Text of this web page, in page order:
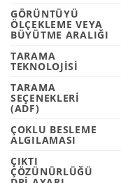
GÖRÜNTÜYÜ
ÖLÇEKLEME VEYA
BÜYÜTME ARALIĞI
TARAMA
TEKNOLOJISI
TARAMA
SEÇENEKLERI
(ADF)
ÇOKLU BESLEME
ALGILAMASI
ÇIKTI
ÇÖZÜNÜRLÜĞÜ